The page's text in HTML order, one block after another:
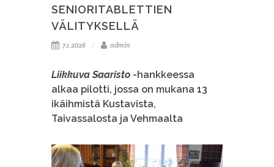
SENIORITABLETTIEN
VÄLITYKSELLÄ
7.1.2026 admin
Liikkuva Saaristo -hankkeessa
alkaa pilotti, jossa on mukana 13
ikäihmistä Kustavista,
Taivassalosta ja Vehmaalta